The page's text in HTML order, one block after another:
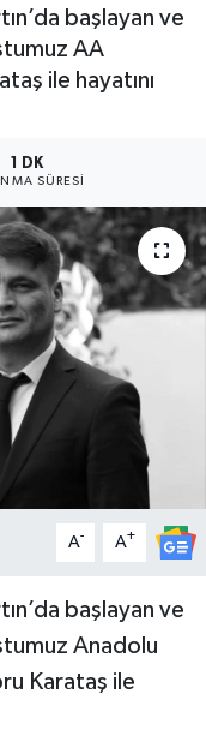
başlayan ve
AA
ile hayatını
1 DK
SÜRESI
A- A+
başlayan ve
Anadolu
Karataş ile